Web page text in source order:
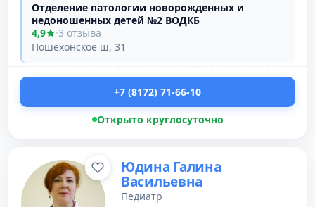
Отделение патологии новорожденных и
недоношенных детей №2 ВОДКБ
4,9
·3 отзыва
Пошехонское ш, 31
+7 (8172) 71-66-10
Открыто круглосуточно
Юдина Галина
Васильевна
Педиатр